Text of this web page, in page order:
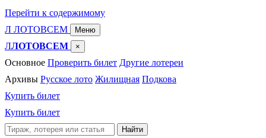
Перейти к содержимому
Л ЛОТОВСЕМ Меню
ЛЛОТОВСЕМ ×
Основное Проверить билет Другие лотереи
Архивы Русское лото Жилищная Подкова
Купить билет
Купить билет
Поиск
Найти